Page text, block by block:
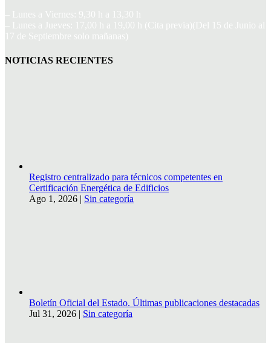
– Lunes a Viernes: 9,30 h a 13,30 h
– Lunes a Jueves: 17,00 h a 19,00 h (Cita previa)(Del 15 de Junio al
17 de Septiembre solo mañanas)
NOTICIAS RECIENTES
Registro centralizado para técnicos competentes en
Certificación Energética de Edificios
Ago 1, 2026 | Sin categoría
Boletín Oficial del Estado. Últimas publicaciones destacadas
Jul 31, 2026 | Sin categoría